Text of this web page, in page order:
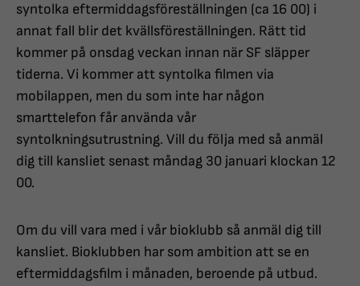
syntolka eftermiddagsföreställningen (ca 16 00) i
annat fall blir det kvällsföreställningen. Rätt tid
kommer på onsdag veckan innan när SF släpper
tiderna. Vi kommer att syntolka filmen via
mobilappen, men du som inte har någon
smarttelefon får använda vår
syntolkningsutrustning. Vill du följa med så anmäl
dig till kansliet senast måndag 30 januari klockan 12
00.
Om du vill vara med i vår bioklubb så anmäl dig till
kansliet. Bioklubben har som ambition att se en
eftermiddagsfilm i månaden, beroende på utbud.